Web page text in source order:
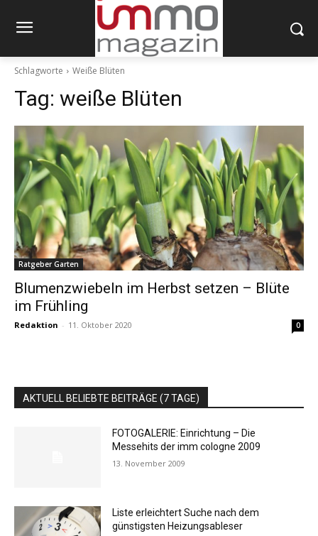
Schlagworte Weiße Blüten
Tag: weiße Blüten
Ratgeber Garten
Blumenzwiebeln im Herbst setzen – Blüte
im Frühling
Redaktion - 11. Oktober 2020 0
AKTUELL BELIEBTE BEITRÄGE (7 TAGE)
FOTOGALERIE: Einrichtung – Die
Messehits der imm cologne 2009
13. November 2009
Liste erleichtert Suche nach dem
günstigsten Heizungsableser